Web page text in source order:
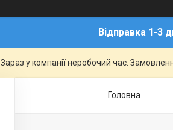
Відправка 1-3
Зараз у компанії неробочий час.
Головна